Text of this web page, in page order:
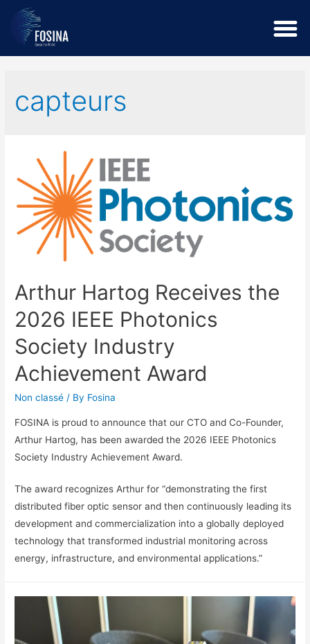
capteurs
Arthur Hartog Receives the
2026 IEEE Photonics
Society Industry
Achievement Award
Non classé / By Fosina
FOSINA is proud to announce that our CTO and Co-Founder,
Arthur Hartog, has been awarded the 2026 IEEE Photonics
Society Industry Achievement Award.
The award recognizes Arthur for “demonstrating the first
distributed fiber optic sensor and then continuously leading its
development and commercialization into a globally deployed
technology that transformed industrial monitoring across
energy, infrastructure, and environmental applications.”